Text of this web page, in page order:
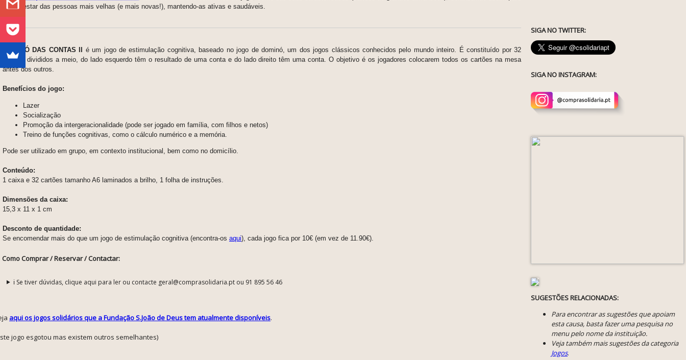
o bem-estar das pessoas mais velhas (e mais novas!), mantendo-as ativas e saudáveis.
DOMINÓ DAS CONTAS II é um jogo de estimulação cognitiva, baseado no jogo de dominó, um dos jogos clássicos conhecidos pelo mundo inteiro. É constituído por 32
cartões divididos a meio, do lado esquerdo têm o resultado de uma conta e do lado direito têm uma conta. O objetivo é os jogadores colocarem todos os cartões na mesa
antes dos outros.
Benefícios do jogo:
Lazer
Socialização
Promoção da intergeracionalidade (pode ser jogado em família, com filhos e netos)
Treino de funções cognitivas, como o cálculo numérico e a memória.
Pode ser utilizado em grupo, em contexto institucional, bem como no domicílio.
Conteúdo:
1 caixa e 32 cartões tamanho A6 laminados a brilho, 1 folha de instruções.
Dimensões da caixa:
15,3 x 11 x 1 cm
Desconto de quantidade:
Se encomendar mais do que um jogo de estimulação cognitiva (encontra-os aqui), cada jogo fica por 10€ (em vez de 11.90€).
Como Comprar / Reservar / Contactar:
ℹ️ Se tiver dúvidas, clique aqui para ler ou contacte geral@comprasolidaria.pt ou 91 895 56 46
aqui os jogos solidários que a Fundação S.João de Deus tem atualmente disponíveis.
jogo esgotou mas existem outros semelhantes)
SIGA NO TWITTER:
SIGA NO INSTAGRAM:
SUGESTÕES RELACIONADAS:
Para encontrar as sugestões que apoiam
esta causa, basta fazer uma pesquisa no
menu pelo nome da instituição.
Veja também mais sugestões da categoria
Jogos.